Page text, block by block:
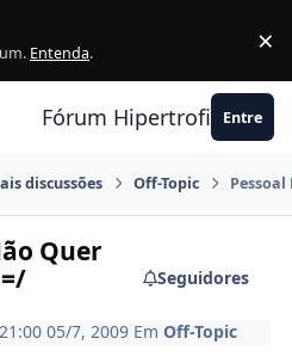
Entenda. ×
Fórum Hipertrofia.org
Entre
discussões Off-Topic
Quer
Seguidores
05/7, 2009 EmOff-Topic